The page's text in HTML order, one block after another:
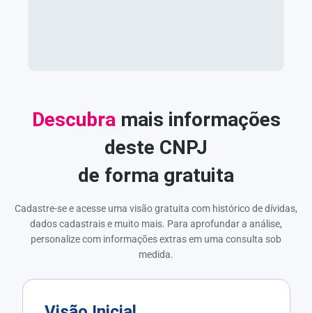
Descubramais informações
deste CNPJ
de forma gratuita
Cadastre-se e acesse uma visão gratuita com histórico de dívidas,
dados cadastrais e muito mais. Para aprofundar a análise,
personalize com informações extras em uma consulta sob
medida.